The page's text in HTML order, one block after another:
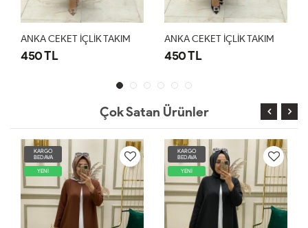
ANKA CEKET İÇLİK TAKIM
450 TL
ANKA CEKET İÇLİK TAKIM
450 TL
Çok Satan Ürünler
KARGO
BEDAVA
YENİ
KARGO
BEDAVA
YENİ